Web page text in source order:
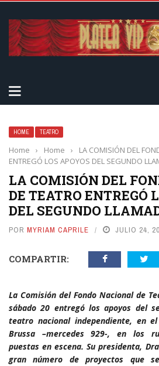
HOME TEATRO
Home › Home ›
LA COMISIÓN DEL
ENTREGÓ LOS APOYOS DEL SEGUNDO
LA COMISIÓN DEL
DE TEATRO ENTREGÓ
DEL SEGUNDO
POR MYRIAM CAPRILE JULIO 24,
COMPARTIR:
La Comisión del Fondo Nacional de
sábado 20 entregó los apoyos del
teatro nacional independiente, en
Brussa –mercedes 929-, en los
puestas en escena. Su presidenta,
gran número de proyectos que